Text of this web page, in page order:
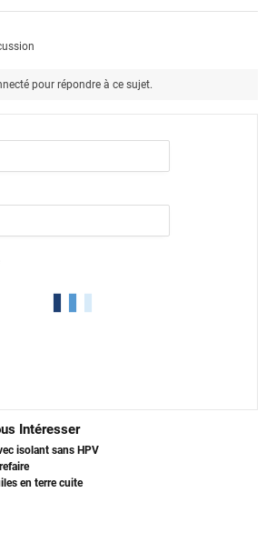
pour répondre à ce sujet.
Intéresser
isolant sans HPV
en terre cuite